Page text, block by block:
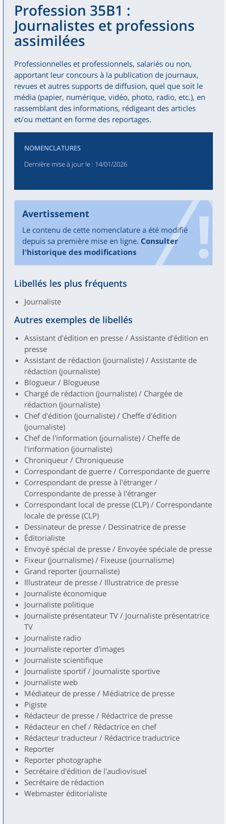
Profession 35B1 :
Journalistes et professions
assimilées
Professionnelles et professionnels, salariés ou non,
apportant leur concours à la publication de journaux,
revues et autres supports de diffusion, quel que soit le
média (papier, numérique, vidéo, photo, radio, etc.), en
rassemblant des informations, rédigeant des articles
et/ou mettant en forme des reportages.
NOMENCLATURES
Dernière mise à jour le : 14/01/2026
Avertissement
Le contenu de cette nomenclature a été modifié
depuis sa première mise en ligne. Consulter
l'historique des modifications
Libellés les plus fréquents
Journaliste
Autres exemples de libellés
Assistant d'édition en presse / Assistante d'édition en
presse
Assistant de rédaction (journaliste) / Assistante de
rédaction (journaliste)
Blogueur / Blogueuse
Chargé de rédaction (journaliste) / Chargée de
rédaction (journaliste)
Chef d'édition (journaliste) / Cheffe d'édition
(journaliste)
Chef de l'information (journaliste) / Cheffe de
l'information (journaliste)
Chroniqueur / Chroniqueuse
Correspondant de guerre / Correspondante de guerre
Correspondant de presse à l'étranger /
Correspondante de presse à l'étranger
Correspondant local de presse (CLP) / Correspondante
locale de presse (CLP)
Dessinateur de presse / Dessinatrice de presse
Éditorialiste
Envoyé spécial de presse / Envoyée spéciale de presse
Fixeur (journalisme) / Fixeuse (journalisme)
Grand reporter (journaliste)
Illustrateur de presse / Illustratrice de presse
Journaliste économique
Journaliste politique
Journaliste présentateur TV / Journaliste présentatrice
TV
Journaliste radio
Journaliste reporter d'images
Journaliste scientifique
Journaliste sportif / Journaliste sportive
Journaliste web
Médiateur de presse / Médiatrice de presse
Pigiste
Rédacteur de presse / Rédactrice de presse
Rédacteur en chef / Rédactrice en chef
Rédacteur traducteur / Rédactrice traductrice
Reporter
Reporter photographe
Secrétaire d'édition de l'audiovisuel
Secrétaire de rédaction
Webmaster éditorialiste